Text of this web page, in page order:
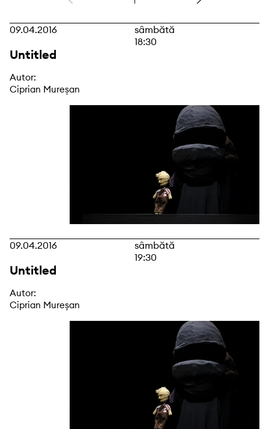
09.04.2016
sâmbătă
18:30
Untitled
Autor:
Ciprian Mureșan
09.04.2016
sâmbătă
19:30
Untitled
Autor:
Ciprian Mureșan